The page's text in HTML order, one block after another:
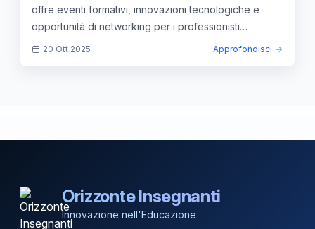
offre eventi formativi, innovazioni tecnologiche e
opportunità di networking per i professionisti
dell'istruzione.
20 Ott 2025 Approfondisci
Orizzonte Insegnanti
Innovazione nell'Educazione